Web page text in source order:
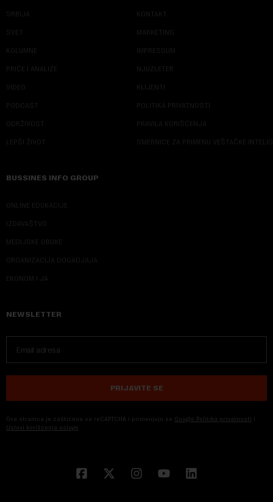
SRBIJA
SVET
KOLUMNE
PRIČE I ANALIZE
VIDEO
PODCAST
ODRŽIVOST
LEPŠI ŽIVOT
KONTAKT
MARKETING
IMPRESSUM
NJUZLETER
KLIJENTI
POLITIKA PRIVATNOSTI
PRAVILA KORIŠĆENJA
SMERNICE ZA PRIMENU VEŠTAČKE
BUSSINES INFO GROUP
ONLINE EDUKACIJE
IZDAVAŠTVO
MEDIJSKE OBUKE
ORGANIZACIJA DOGADJAJA
EKONOM I JA
NEWSLETTER
PRIJAVITE SE
Ova stranica je zaštićena sa reCAPTCHA i primenjuju se Google Politika privatnosti i
Uslovi korišćenja usluge